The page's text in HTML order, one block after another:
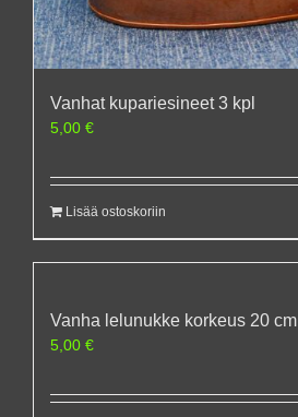
Vanhat kupariesineet 3 kpl
5,00 €
Lisää ostoskoriin
Vanha lelunukke korkeus 20 cm
5,00 €